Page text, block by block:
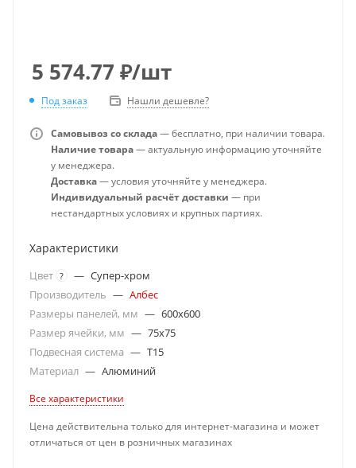
5 574.77 ₽/шт
Под заказ Нашли дешевле?
Самовывоз со склада— бесплатно, при наличии товара.
Наличие товара— актуальную информацию уточняйте
у менеджера.
Доставка— условия уточняйте у менеджера.
Индивидуальный расчёт доставки — при
нестандартных условиях и крупных партиях.
Характеристики
Цвет ? — Супер-хром
Производитель — Албес
Размеры панелей, мм — 600x600
Размер ячейки, мм — 75x75
Подвесная система — T15
Материал — Алюминий
Все характеристики
Цена действительна только для интернет-магазина и может
отличаться от цен в розничных магазинах